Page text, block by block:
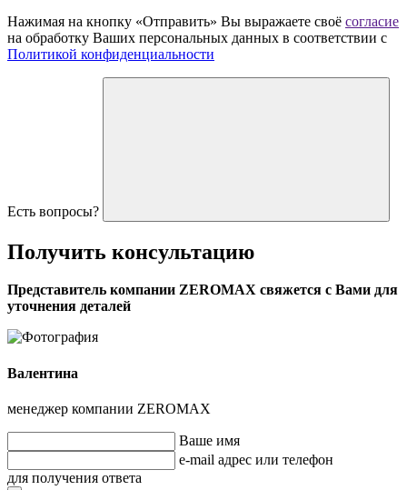
Нажимая на кнопку «Отправить» Вы выражаете своё согласие
на обработку Ваших персональных данных в соответствии с
Политикой конфиденциальности
Есть вопросы?
Получить консультацию
Представитель компании ZEROMAX свяжется с Вами для
уточнения деталей
Валентина
менеджер компании ZEROMAX
Ваше имя
e-mail адрес или телефон
для получения ответа